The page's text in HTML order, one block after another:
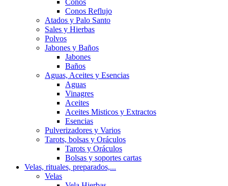
Conos
Conos Reflujo
Atados y Palo Santo
Sales y Hierbas
Polvos
Jabones y Baños
Jabones
Baños
Aguas, Aceites y Esencias
Aguas
Vinagres
Aceites
Aceites Misticos y Extractos
Esencias
Pulverizadores y Varios
Tarots, bolsas y Oráculos
Tarots y Oráculos
Bolsas y soportes cartas
Velas, rituales, preparados,...
Velas